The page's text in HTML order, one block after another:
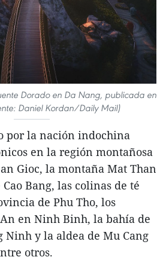
Dorado en Da Nang, publicada en
Daniel Kordan/Daily Mail)
por la nación indochina
en la región montañosa
Gioc, la montaña Mat Than
Bang, las colinas de té
de Phu Tho, los
en Ninh Binh, la bahía de
Ninh y la aldea de Mu Cang
otros.